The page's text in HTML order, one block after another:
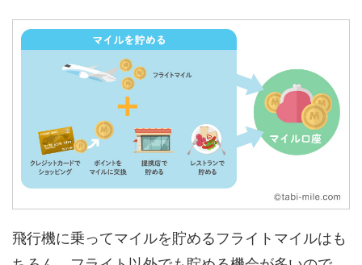
飛行機に乗ってマイルを貯めるフライトマイルはも